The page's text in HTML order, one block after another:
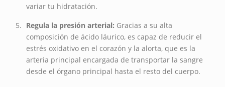
variar tu hidratación.
Regula la presión arterial: Gracias a su alta
composición de ácido láurico, es capaz de reducir el
estrés oxidativo en el corazón y la alorta, que es la
arteria principal encargada de transportar la sangre
desde el órgano principal hasta el resto del cuerpo.